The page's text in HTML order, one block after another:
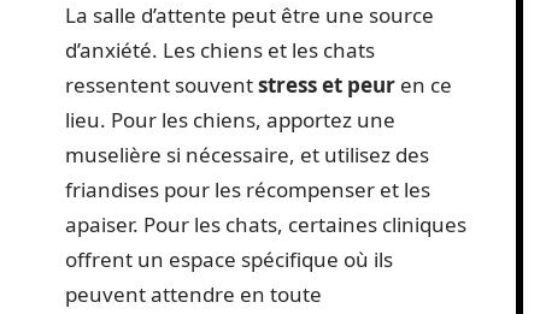
La salle d’attente peut être une source
d’anxiété. Les chiens et les chats
ressentent souventstress et peur en ce
lieu. Pour les chiens, apportez une
muselière si nécessaire, et utilisez des
friandises pour les récompenser et les
apaiser. Pour les chats, certaines cliniques
offrent un espace spécifique où ils
peuvent attendre en toute